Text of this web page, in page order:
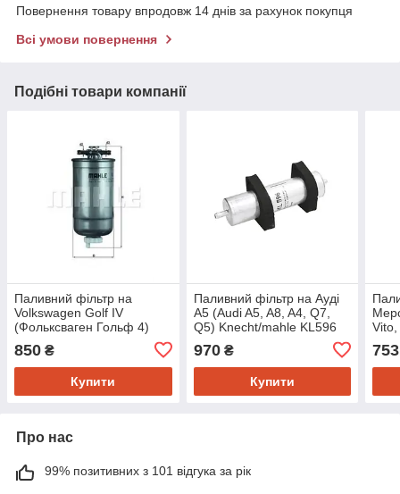
Повернення товару впродовж 14 днів за рахунок покупця
Всі умови повернення
Подібні товари компанії
Паливний фільтр на
Volkswagen Golf IV
(Фольксваген Гольф 4)
Knecht/mahle KL147D
850 ₴
Купити
Паливний фільтр на Ауді
A5 (Audi A5, A8, A4, Q7,
Q5) Knecht/mahle KL596
970₴
Купити
753
Про нас
99% позитивних з 101 відгука за рік